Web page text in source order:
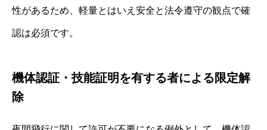
性があるため、軽量とはいえ安全と法令遵守の観点で確
認は必須です。
機体認証・技能証明を有する者による限定解
除